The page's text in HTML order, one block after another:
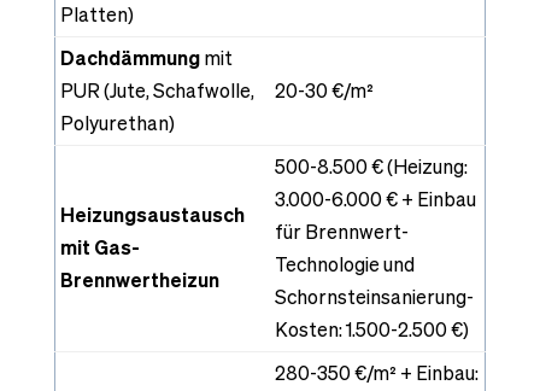
Platten)
Dachdämmungmit
PUR (Jute, Schafwolle,
Polyurethan)
20-30 €/m²
Heizungsaustausch
mit Gas-
Brennwertheizun
500-8.500 € (Heizung:
3.000-6.000 € + Einbau
für Brennwert-
Technologie und
Schornsteinsanierung-
Kosten: 1.500-2.500 €)
280-350 €/m² + Einbau: